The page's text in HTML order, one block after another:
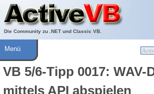
Die Community zu .NET und Classic VB.
Über ActiveVB
Hilfe
Menü
VB 5/6-Tipp 0017: WAV-
mittels API abspielen